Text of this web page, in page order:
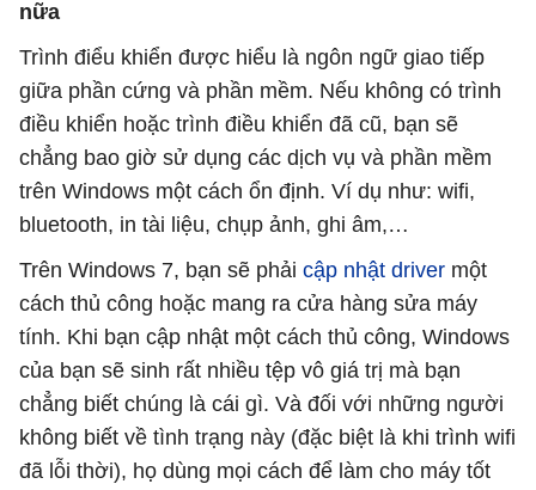
nữa
Trình điểu khiển được hiểu là ngôn ngữ giao tiếp
giữa phần cứng và phần mềm. Nếu không có trình
điều khiển hoặc trình điều khiển đã cũ, bạn sẽ
chẳng bao giờ sử dụng các dịch vụ và phần mềm
trên Windows một cách ổn định. Ví dụ như: wifi,
bluetooth, in tài liệu, chụp ảnh, ghi âm,…
Trên Windows 7, bạn sẽ phải cập nhật driver một
cách thủ công hoặc mang ra cửa hàng sửa máy
tính. Khi bạn cập nhật một cách thủ công, Windows
của bạn sẽ sinh rất nhiều tệp vô giá trị mà bạn
chẳng biết chúng là cái gì. Và đối với những người
không biết về tình trạng này (đặc biệt là khi trình wifi
đã lỗi thời), họ dùng mọi cách để làm cho máy tốt